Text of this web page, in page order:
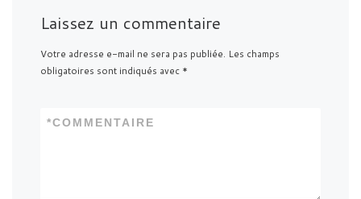
Laissez un commentaire
Votre adresse e-mail ne sera pas publiée. Les champs
obligatoires sont indiqués avec *
COMMENTAIRE
*